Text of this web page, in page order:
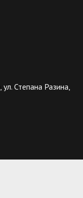
Степана Разина,